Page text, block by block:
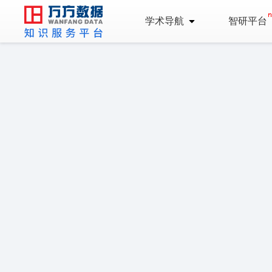
学术导航 智研平台